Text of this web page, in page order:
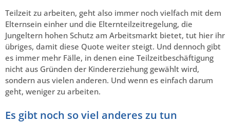
Teilzeit zu arbeiten, geht also immer noch vielfach mit dem
Elternsein einher und die Elternteilzeitregelung, die
Jungeltern hohen Schutz am Arbeitsmarkt bietet, tut hier ihr
übriges, damit diese Quote weiter steigt. Und dennoch gibt
es immer mehr Fälle, in denen eine Teilzeitbeschäftigung
nicht aus Gründen der Kindererziehung gewählt wird,
sondern aus vielen anderen. Und wenn es einfach darum
geht, weniger zu arbeiten.
Es gibt noch so viel anderes zu tun